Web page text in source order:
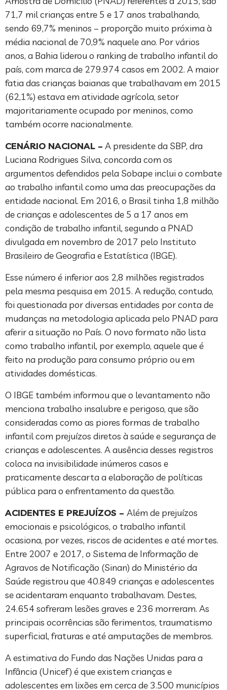
71,7 mil crianças entre 5 e 17 anos trabalhando,
sendo 69,7% meninos – proporção muito próxima à
média nacional de 70,9% naquele ano. Por vários
anos, a Bahia liderou o ranking de trabalho infantil do
país, com marca de 279.974 casos em 2002. A maior
fatia das crianças baianas que trabalhavam em 2015
(62,1%) estava em atividade agrícola, setor
majoritariamente ocupado por meninos, como
também ocorre nacionalmente.
CENÁRIO NACIONAL – A presidente da SBP, dra
Luciana Rodrigues Silva, concorda com os
argumentos defendidos pela Sobape inclui o combate
ao trabalho infantil como uma das preocupações da
entidade nacional. Em 2016, o Brasil tinha 1,8 milhão
de crianças e adolescentes de 5 a 17 anos em
condição de trabalho infantil, segundo a PNAD
divulgada em novembro de 2017 pelo Instituto
Brasileiro de Geografia e Estatística (IBGE).
Esse número é inferior aos 2,8 milhões registrados
pela mesma pesquisa em 2015. A redução, contudo,
foi questionada por diversas entidades por conta de
mudanças na metodologia aplicada pelo PNAD para
aferir a situação no País. O novo formato não lista
como trabalho infantil, por exemplo, aquele que é
feito na produção para consumo próprio ou em
atividades domésticas.
O IBGE também informou que o levantamento não
menciona trabalho insalubre e perigoso, que são
consideradas como as piores formas de trabalho
infantil com prejuízos diretos à saúde e segurança de
crianças e adolescentes. A ausência desses registros
coloca na invisibilidade inúmeros casos e
praticamente descarta a elaboração de políticas
pública para o enfrentamento da questão.
ACIDENTES E PREJUÍZOS – Além de prejuízos
emocionais e psicológicos, o trabalho infantil
ocasiona, por vezes, riscos de acidentes e até mortes.
Entre 2007 e 2017, o Sistema de Informação de
Agravos de Notificação (Sinan) do Ministério da
Saúde registrou que 40.849 crianças e adolescentes
se acidentaram enquanto trabalhavam. Destes,
24.654 sofreram lesões graves e 236 morreram. As
principais ocorrências são ferimentos, traumatismo
superficial, fraturas e até amputações de membros.
A estimativa do Fundo das Nações Unidas para a
Infância (Unicef) é que existem crianças e
adolescentes em lixões em cerca de 3.500 municípios